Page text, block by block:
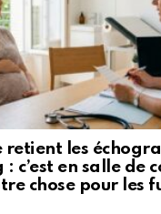
retient les
: c’est en salle de
chose pour les